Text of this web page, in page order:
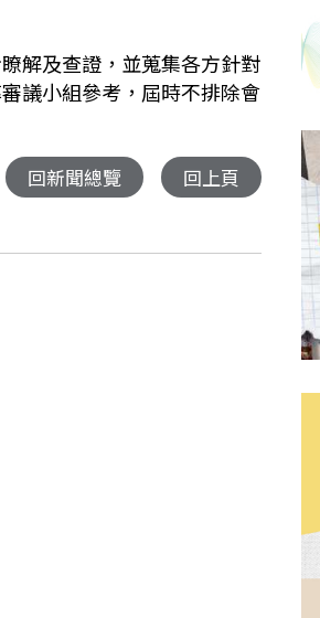
解及查證，並蒐集各方針對
議小組參考，屆時不排除會
回新聞總覽 回上頁